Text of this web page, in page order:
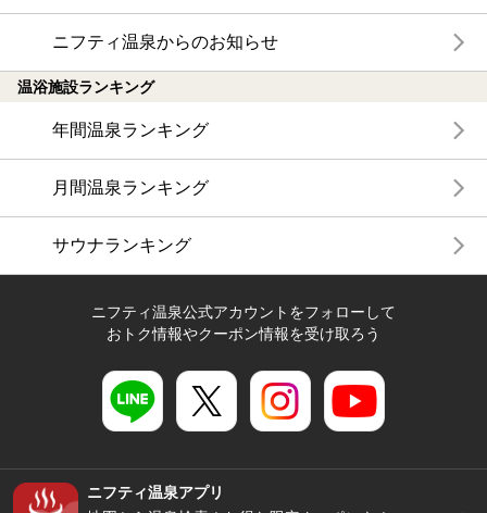
ニフティ温泉からのお知らせ
温浴施設ランキング
年間温泉ランキング
月間温泉ランキング
サウナランキング
ニフティ温泉公式アカウントをフォローして
おトク情報やクーポン情報を受け取ろう
ニフティ温泉アプリ